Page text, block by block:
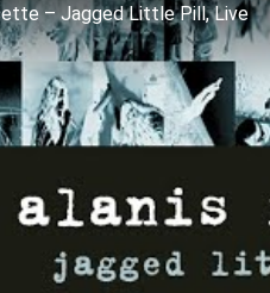
– Jagged Little Pill, Live